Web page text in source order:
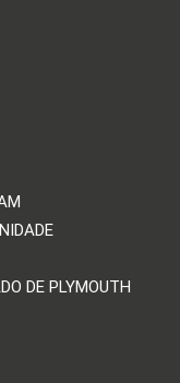
DE PLYMOUTH